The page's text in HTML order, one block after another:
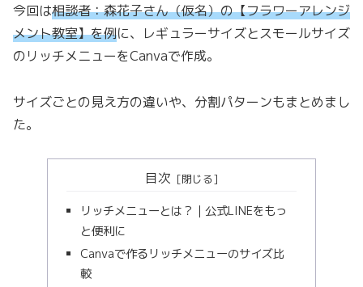
今回は相談者：森花子さん（仮名）の【フラワーアレンジ
メント教室】を例に、レギュラーサイズとスモールサイズ
のリッチメニューをCanvaで作成。
サイズごとの見え方の違いや、分割パターンもまとめまし
た。
目次
リッチメニューとは？｜公式LINEをもっ
と便利に
Canvaで作るリッチメニューのサイズ比
較